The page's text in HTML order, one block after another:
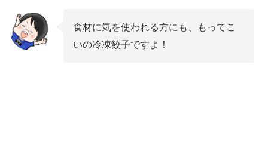
食材に気を使われる方にも、もってこ
いの冷凍餃子ですよ！